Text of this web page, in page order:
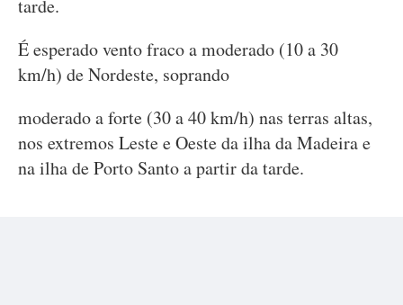
tarde.
É esperado vento fraco a moderado (10 a 30
km/h) de Nordeste, soprando
moderado a forte (30 a 40 km/h) nas terras altas,
nos extremos Leste e Oeste da ilha da Madeira e
na ilha de Porto Santo a partir da tarde.